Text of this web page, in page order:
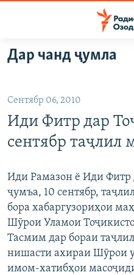
Ҷаҳиш
ба
аслӣ
ба
феҳристи
Ҷаҳиш
ҷустор
ГӮШАҲО
ҶОМЕА
ҚАЗИЯИ "КРОКУС"
ОСИЁИ МАРКАЗӢ
ФАРҲАНГ
МЕҲМОНИ ОЗОДӢ
ВАРЗИШ
РӮЗГОРИ МУҲОҶИР
САЛОМ, ХОҲАР
ТАҲҚИҚОТ
ҶАНГ ДАР УКРАИНА
НАЗАРИ МАРДУМ
БЛОГИСТОН
ОЗОДӢ ОНЛАЙН
ЧАНДРАСОНАӢ
ВИДЕО
НИГОРИСТОН
РӮЙХАТҲО
КИТОБҲОИ ОЗОДӢ
Дар чанд ҷумла
Сентябр 06, 2010
Иди Фитр дар
сентябр таҷлил
Иди Рамазон ё Иди Фитр
ҷумъа, 10 сентябр,
бора хабаргузориҳои
Шӯрои Уламои
Тасмим дар бораи
нишасти ахираи Шӯрои
имом-хатибҳои